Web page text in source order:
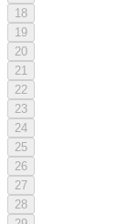
18
19
20
21
22
23
24
25
26
27
28